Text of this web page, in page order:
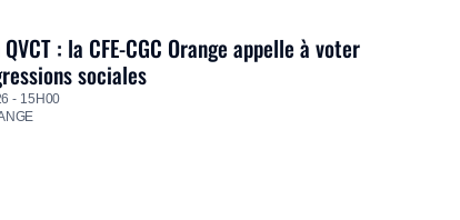
: la CFE-CGC Orange appelle à voter
sociales
- 15H00